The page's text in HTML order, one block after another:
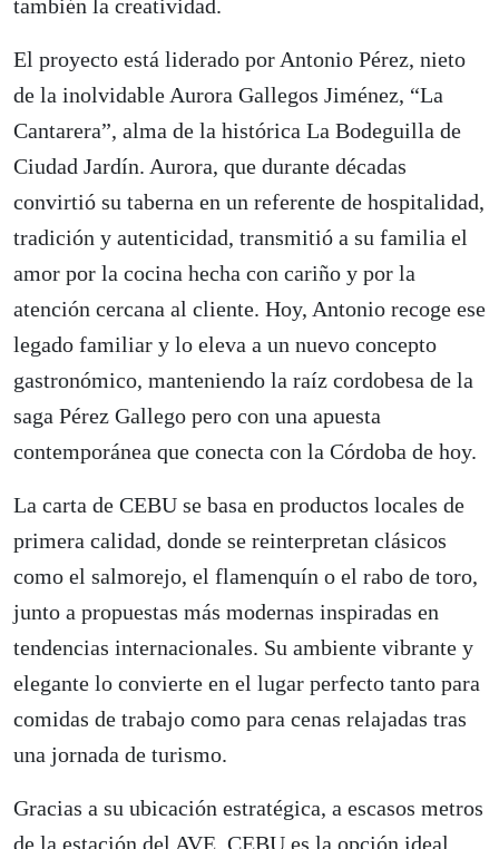
también la creatividad.
El proyecto está liderado por Antonio Pérez, nieto
de la inolvidable Aurora Gallegos Jiménez, “La
Cantarera”, alma de la histórica La Bodeguilla de
Ciudad Jardín. Aurora, que durante décadas
convirtió su taberna en un referente de hospitalidad,
tradición y autenticidad, transmitió a su familia el
amor por la cocina hecha con cariño y por la
atención cercana al cliente. Hoy, Antonio recoge ese
legado familiar y lo eleva a un nuevo concepto
gastronómico, manteniendo la raíz cordobesa de la
saga Pérez Gallego pero con una apuesta
contemporánea que conecta con la Córdoba de hoy.
La carta de CEBU se basa en productos locales de
primera calidad, donde se reinterpretan clásicos
como el salmorejo, el flamenquín o el rabo de toro,
junto a propuestas más modernas inspiradas en
tendencias internacionales. Su ambiente vibrante y
elegante lo convierte en el lugar perfecto tanto para
comidas de trabajo como para cenas relajadas tras
una jornada de turismo.
Gracias a su ubicación estratégica, a escasos metros
de la estación del AVE, CEBU es la opción ideal